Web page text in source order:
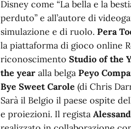
Disney come “La bella e la
perduto” e all’autore di
simulazione e di ruolo. Pera
la piattaforma di gioco online
riconoscimento Studio of the
the year alla belga Peyo
Bye Sweet Carole (di Chris
Sarà il Belgio il paese ospite
e proiezioni. Il regista